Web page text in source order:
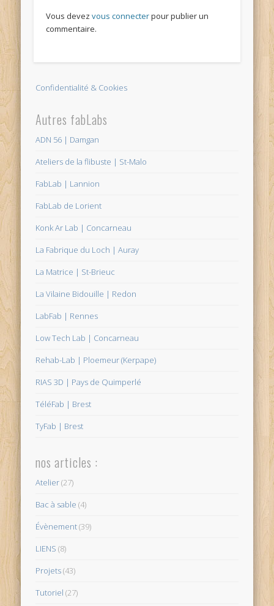
Vous devez vous connecterpour publier un
commentaire.
Confidentialité & Cookies
Autres fabLabs
ADN 56 | Damgan
Ateliers de la flibuste | St-Malo
FabLab | Lannion
FabLab de Lorient
Konk Ar Lab | Concarneau
La Fabrique du Loch | Auray
La Matrice | St-Brieuc
La Vilaine Bidouille | Redon
LabFab | Rennes
Low Tech Lab | Concarneau
Rehab-Lab | Ploemeur (Kerpape)
RIAS 3D | Pays de Quimperlé
TéléFab | Brest
TyFab | Brest
nos articles :
Atelier(27)
Bac à sable (4)
Évènement(39)
LIENS (8)
Projets(43)
Tutoriel (27)